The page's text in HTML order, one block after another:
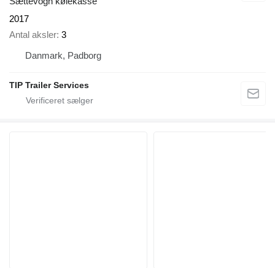
2017
Antal aksler 3
Danmark, Padborg
TIP Trailer Services